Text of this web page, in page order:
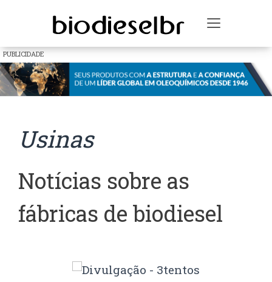
Toggle
PUBLICIDADE
Usinas
Notícias sobre as
fábricas de biodiesel